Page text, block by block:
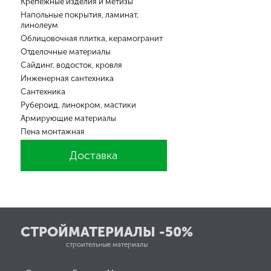
Напольные покрытия, ламинат,
линолеум
Облицовочная плитка, керамогранит
Отделочные материалы
Сайдинг, водосток, кровля
Инженерная сантехника
Cантехника
Рубероид, линокром, мастики
Армирующие материалы
Пена монтажная
Доставка
СТРОЙМАТЕРИАЛЫ -50%
строительные материалы